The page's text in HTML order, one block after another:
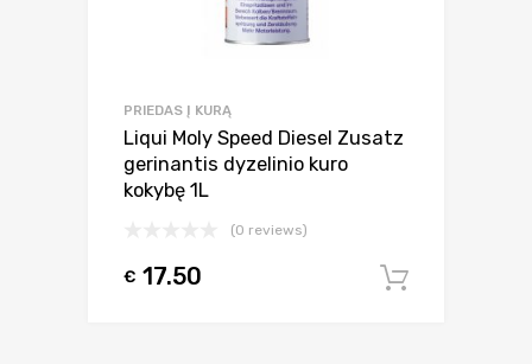
PRIEDAS Į KURĄ
Liqui Moly Speed Diesel Zusatz
gerinantis dyzelinio kuro
kokybę 1L
(0 reviews)
€ 17.50